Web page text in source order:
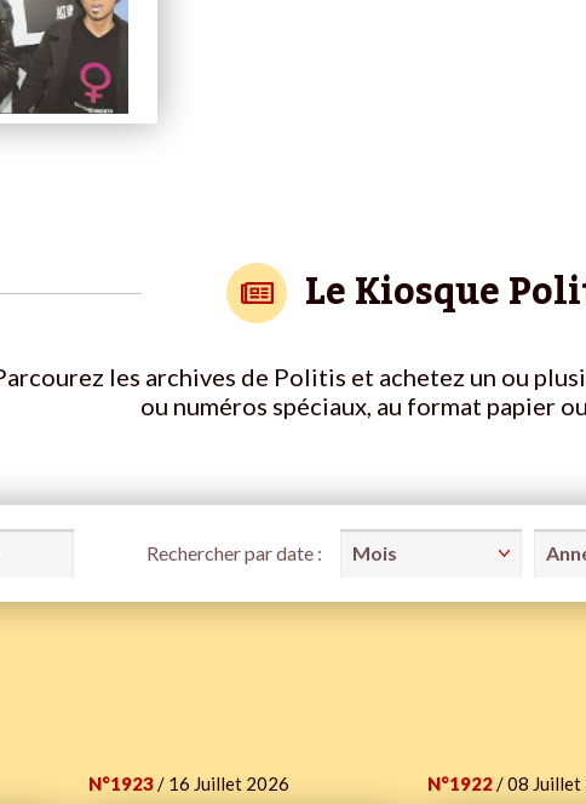
Le Kiosque
les archives de Politis et achetez un ou
ou numéros spéciaux, au format papier
Rechercher par date :
N°1923/ 16 Juillet 2026 N°1922/ 08 Juillet